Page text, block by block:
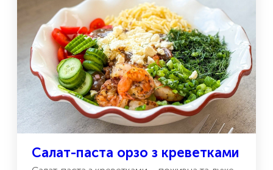
Салат-паста орзо з креветками